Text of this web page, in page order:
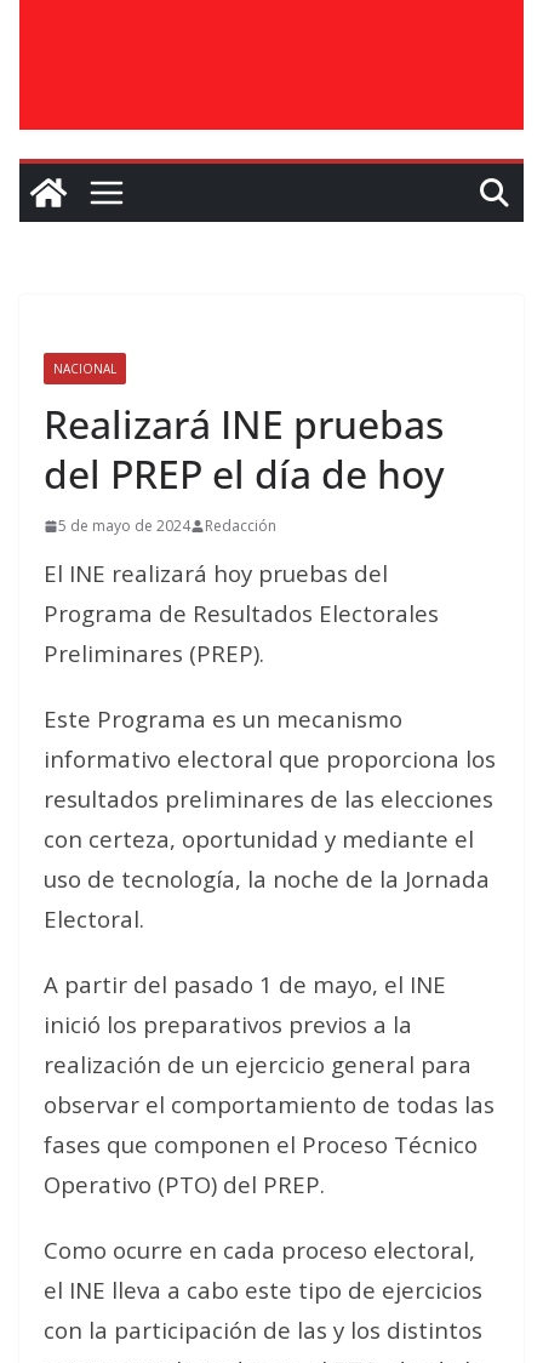
NACIONAL
Realizará INE pruebas
del PREP el día de hoy
5 de mayo de 2024 Redacción
El INE realizará hoy pruebas del
Programa de Resultados Electorales
Preliminares (PREP).
Este Programa es un mecanismo
informativo electoral que proporciona los
resultados preliminares de las elecciones
con certeza, oportunidad y mediante el
uso de tecnología, la noche de la Jornada
Electoral.
A partir del pasado 1 de mayo, el INE
inició los preparativos previos a la
realización de un ejercicio general para
observar el comportamiento de todas las
fases que componen el Proceso Técnico
Operativo (PTO) del PREP.
Como ocurre en cada proceso electoral,
el INE lleva a cabo este tipo de ejercicios
con la participación de las y los distintos